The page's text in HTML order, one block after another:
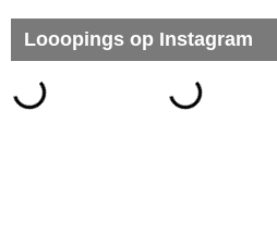
Looopings op Instagram